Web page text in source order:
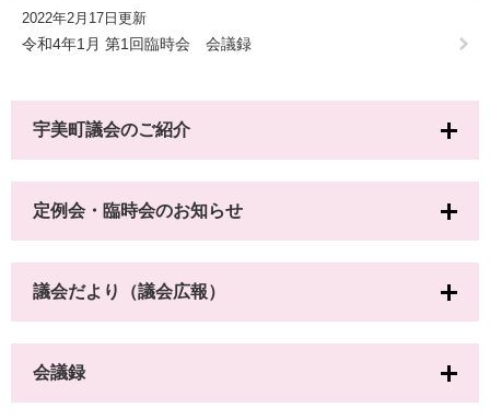
2022年2月17日更新
令和4年1月 第1回臨時会 会議録
宇美町議会のご紹介
定例会・臨時会のお知らせ
議会だより（議会広報）
会議録